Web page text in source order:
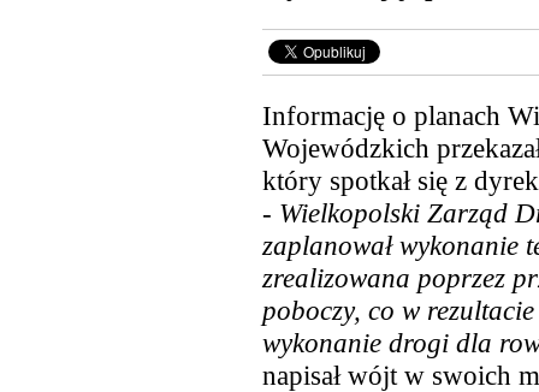
Informację o planach
Wojewódzkich
który spotkał się z
- Wielkopolski Zarząd
zaplanował wykonanie
zrealizowana poprzez
poboczy, co w
wykonanie drogi dla
napisał wójt w swoich